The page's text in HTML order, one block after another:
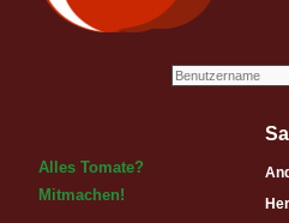
Alles Tomate?
Mitmachen!